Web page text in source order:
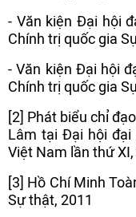
- Văn kiện Đại hội
Chính trị quốc gia
- Văn kiện Đại hội
Chính trị quốc gia
[2] Phát biểu chỉ
Lâm tại Đại hội
Việt Nam lần thứ
[3] Hồ Chí Minh
Sự thật, 2011